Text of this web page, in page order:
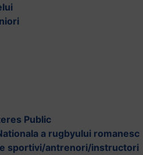
Public
a rugbyului romanesc
sportivi/antrenori/instructori